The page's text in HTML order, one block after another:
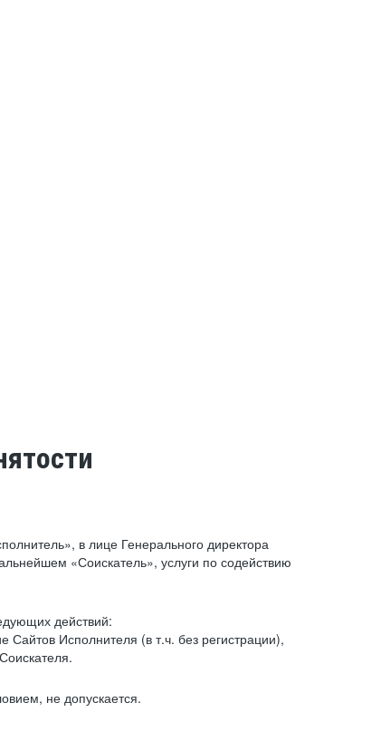
в лице Генерального директора
«Соискатель», услуги по содействию
действий:
Исполнителя (в т.ч. без регистрации),
не допускается.